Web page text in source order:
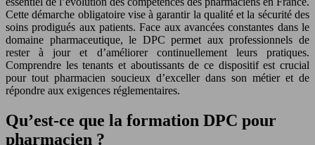
Cette démarche obligatoire vise à garantir la qualité et la sécurité des
soins prodigués aux patients. Face aux avancées constantes dans le
domaine pharmaceutique, le DPC permet aux professionnels de
rester à jour et d’améliorer continuellement leurs pratiques.
Comprendre les tenants et aboutissants de ce dispositif est crucial
pour tout pharmacien soucieux d’exceller dans son métier et de
répondre aux exigences réglementaires.
Qu’est-ce que la formation DPC pour
pharmacien ?